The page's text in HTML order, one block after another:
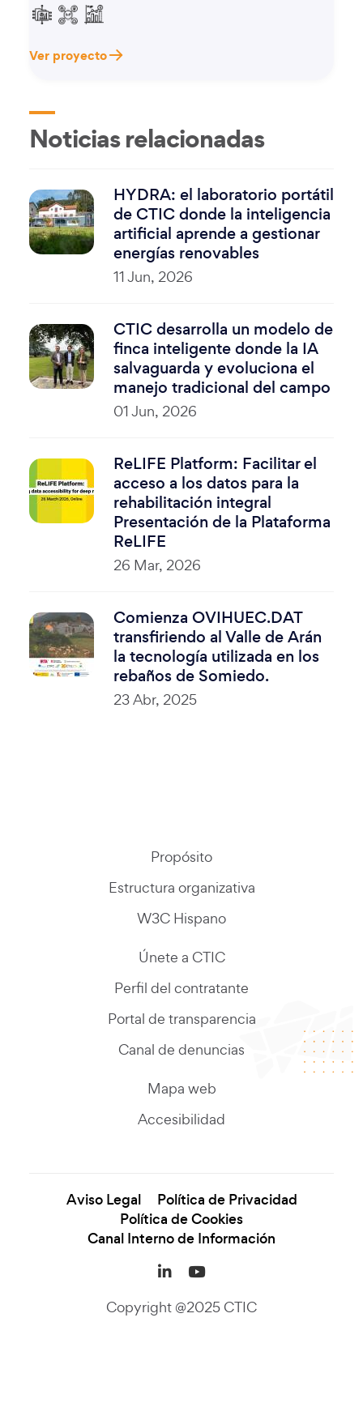
Ver proyecto
Noticias relacionadas
HYDRA: el laboratorio portátil
de CTIC donde la inteligencia
artificial aprende a gestionar
energías renovables
11 Jun, 2026
CTIC desarrolla un modelo de
finca inteligente donde la IA
salvaguarda y evoluciona el
manejo tradicional del campo
01 Jun, 2026
ReLIFE Platform: Facilitar el
acceso a los datos para la
rehabilitación integral
Presentación de la Plataforma
ReLIFE
26 Mar, 2026
Comienza OVIHUEC.DAT
transfiriendo al Valle de Arán
la tecnología utilizada en los
rebaños de Somiedo.
23 Abr, 2025
Propósito
Estructura organizativa
W3C Hispano
Únete a CTIC
Perfil del contratante
Portal de transparencia
Canal de denuncias
Mapa web
Accesibilidad
Aviso Legal
Política de Privacidad
Política de Cookies
Canal Interno de Información
LinkedIn (se abre en
YouTube (se abre
Copyright @2025 CTIC